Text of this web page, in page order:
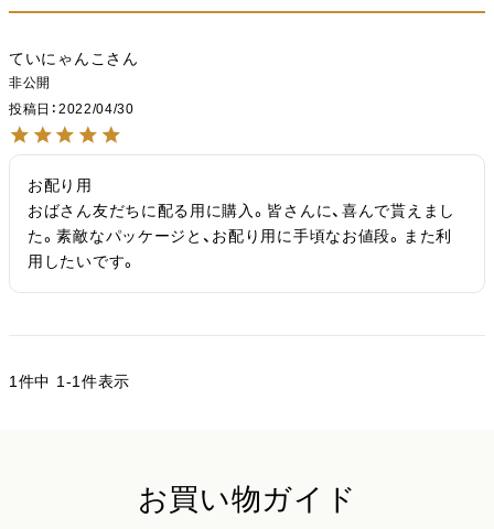
ていにゃんこ
非公開
投稿日
2022/04/30
お配り用
おばさん友だちに配る用に購入。皆さんに、喜んで貰えまし
た。素敵なパッケージと、お配り用に手頃なお値段。また利
用したいです。
1件中 1-1件表示
お買い物ガイド